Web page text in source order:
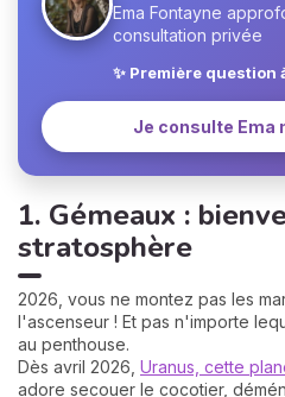
Ema Fontayne
consultation privée
✨ Première question
Je consulte Ema
1. Gémeaux :
stratosphère
2026, vous ne montez pas les
l'ascenseur ! Et pas n'importe
au penthouse.
Dès avril 2026, Uranus, cette
adore secouer le cocotier,